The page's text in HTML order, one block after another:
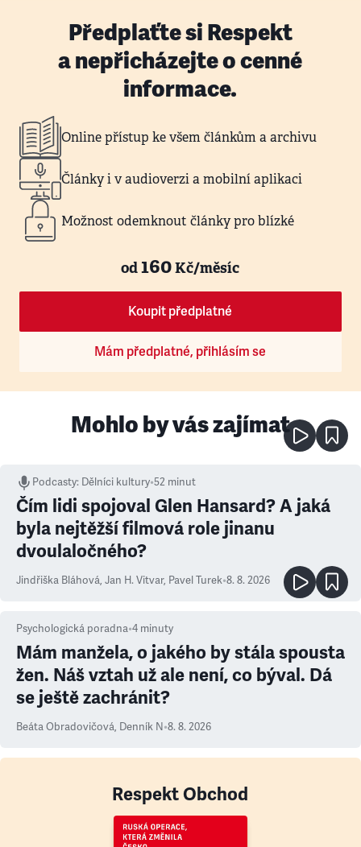
Předplaťte si Respekt
a nepřicházejte o cenné
informace.
Online přístup ke všem článkům a archivu
Články i v audioverzi a mobilní aplikaci
Možnost odemknout články pro blízké
od160Kč/měsíc
Koupit předplatné
Mám předplatné, přihlásím se
Mohlo by vás zajímat
Podcasty: Dělníci kultury•52 minut
Čím lidi spojoval Glen Hansard? A jaká
byla nejtěžší filmová role jinanu
dvoulaločného?
Jindřiška Bláhová, Jan H. Vitvar, Pavel Turek•8. 8. 2026
Psychologická poradna•4 minuty
Mám manžela, o jakého by stála spousta
žen. Náš vztah už ale není, co býval. Dá
se ještě zachránit?
Beáta Obradovičová, Denník N•8. 8. 2026
Respekt Obchod